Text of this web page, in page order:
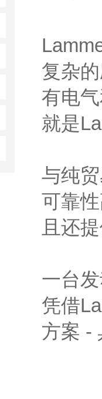
复杂
有电
就是
与纯
可靠
且还
一台
凭借
方案 -